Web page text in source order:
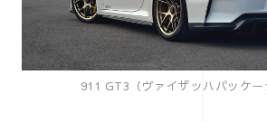
911 GT3（ヴァイザッハパッケー